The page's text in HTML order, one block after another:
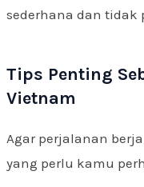
sederhana dan tidak
Tips Penting
Vietnam
Agar perjalanan
yang perlu kamu